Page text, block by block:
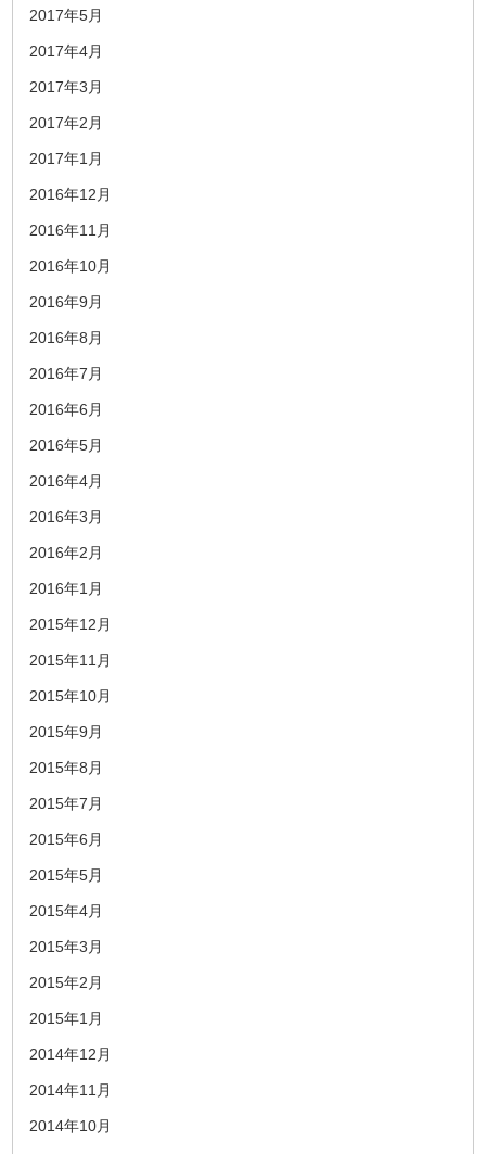
2017年5月
2017年4月
2017年3月
2017年2月
2017年1月
2016年12月
2016年11月
2016年10月
2016年9月
2016年8月
2016年7月
2016年6月
2016年5月
2016年4月
2016年3月
2016年2月
2016年1月
2015年12月
2015年11月
2015年10月
2015年9月
2015年8月
2015年7月
2015年6月
2015年5月
2015年4月
2015年3月
2015年2月
2015年1月
2014年12月
2014年11月
2014年10月